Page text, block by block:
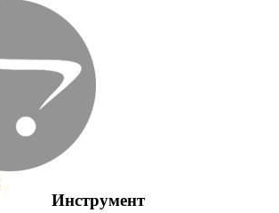
Инструмент